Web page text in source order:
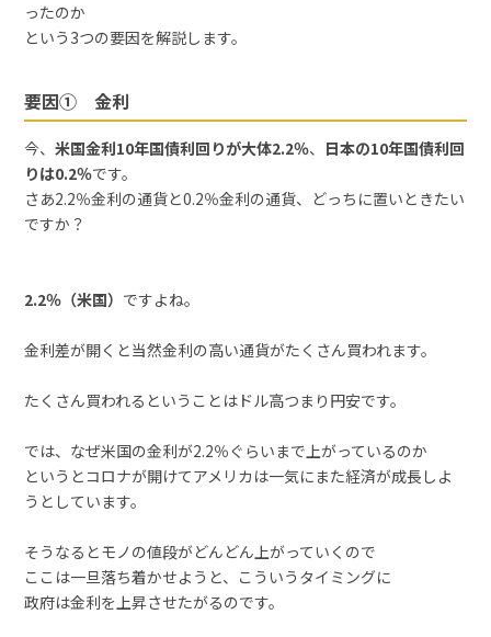
ったのか
という3つの要因を解説します。
要因① 金利
今、米国金利10年国債利回りが大体2.2％、 日本の10年国債利回
りは0.2％です。
さあ2.2％金利の通貨と0.2％金利の通貨、どっちに置いときたい
ですか？
2.2％（米国） ですよね。
金利差が開くと当然金利の高い通貨がたくさん買われます。
たくさん買われるということはドル高つまり円安です。
では、なぜ米国の金利が2.2％ぐらいまで上がっているのか
というとコロナが開けてアメリカは一気にまた経済が成長しよ
うとしています。
そうなるとモノの値段がどんどん上がっていくので
ここは一旦落ち着かせようと、こういうタイミングに
政府は金利を上昇させたがるのです。